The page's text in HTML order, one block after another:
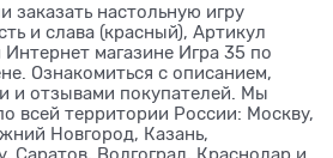
заказать настольную игру
и слава (красный), Артикул
магазине Игра 35 по
Ознакомиться с описанием,
и отзывами покупателей. Мы
всей территории России: Москву,
Новгород, Казань,
Саратов, Волгоград, Краснодар и